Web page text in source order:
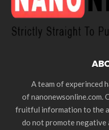
A team of experinced
of nanonewsonline.com.
fruitful information to the
do not promote negative